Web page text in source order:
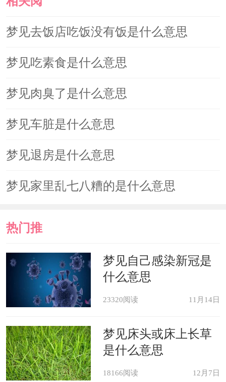
读
梦见去饭店吃饭没有饭是什么意思
梦见吃素食是什么意思
梦见肉臭了是什么意思
梦见车脏是什么意思
梦见退房是什么意思
梦见家里乱七八糟的是什么意思
热门推
荐
梦见自己感染新冠是
什么意思
23320阅读 11月14日
梦见床头或床上长草
是什么意思
18166阅读 12月7日